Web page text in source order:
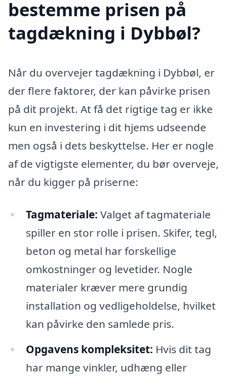
bestemme prisen på
tagdækning i Dybbøl?
Når du overvejer tagdækning i Dybbøl, er
der flere faktorer, der kan påvirke prisen
på dit projekt. At få det rigtige tag er ikke
kun en investering i dit hjems udseende
men også i dets beskyttelse. Her er nogle
af de vigtigste elementer, du bør overveje,
når du kigger på priserne:
Tagmateriale: Valget af tagmateriale
spiller en stor rolle i prisen. Skifer, tegl,
beton og metal har forskellige
omkostninger og levetider. Nogle
materialer kræver mere grundig
installation og vedligeholdelse, hvilket
kan påvirke den samlede pris.
Opgavens kompleksitet: Hvis dit tag
har mange vinkler, udhæng eller